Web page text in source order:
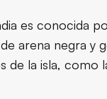
una semana
es conocida
arena negra y
de la isla, como